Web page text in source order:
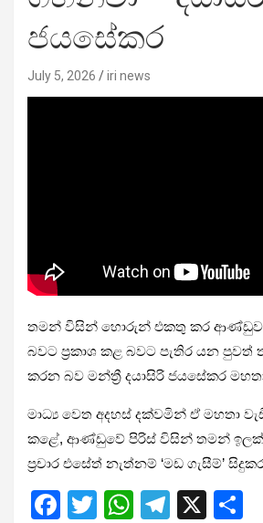
ජයසේකර
July 5, 2026 iri news
තමන් විසින් හොරුන් එකතු කර
බවට ප්‍රකාශ කළ බවට පැතිර යන පුවත්
කරන බව මන්ත්‍රී දයාසිරි ජයසේකර
මාධ්‍ය වෙත අදහස් දක්වමින් ඒ මහතා
කළේ, ආණ්ඩුවේ පිරිස් විසින් තමන්
ප්‍රචාර එසේත් නැත්නම් ‘මඩ ගැසීම්’
F
T
W T
X